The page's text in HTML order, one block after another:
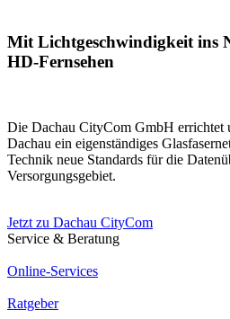
Mit Lichtgeschwindigkeit ins
HD-Fernsehen
Die Dachau CityCom GmbH errichtet
Dachau ein eigenständiges
Technik neue Standards für die
Versorgungsgebiet.
Jetzt zu Dachau CityCom
Service & Beratung
Online-Services
Ratgeber